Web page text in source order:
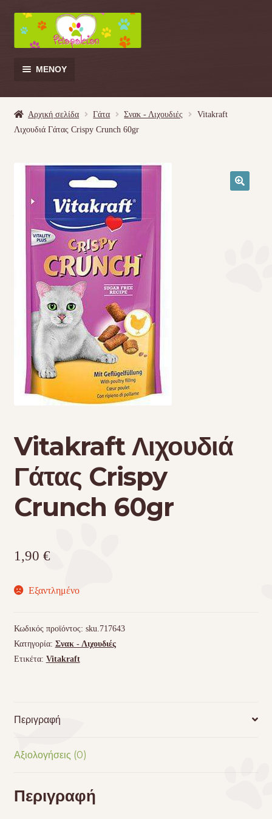
Απευθείας
μετάβαση
στην
πλοήγηση
Μετάβαση
σε
περιεχόμενο
ΜΕΝΟΎ
Κουνέλι
Πουλί
Κρεβατάκια
Τσάντες μεταφοράς
Επικοινωνία
Φροντίδα – Είδη Υγιεινής
Αρχική σελίδα Γάτα Σνακ - Λιχουδιές
Vitakraft
Λιχουδιά Γάτας Crispy Crunch 60gr
Vitakraft Λιχουδιά
Γάτας Crispy
Crunch 60gr
1,90 €
Εξαντλημένο
Κωδικός προϊόντος: sku.717643
Κατηγορία: Σνακ - Λιχουδιές
Ετικέτα: Vitakraft
Περιγραφή
Αξιολογήσεις (0)
Περιγραφή